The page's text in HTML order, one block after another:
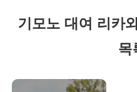
기모노 대여 리카
목